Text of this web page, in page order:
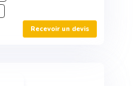
Recevoir un devis